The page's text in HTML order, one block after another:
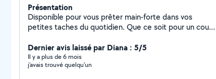
Présentation
Disponible pour vous prêter main-forte dans vos
petites taches du quotidien. Que ce soit pour un coup
aider. N'hésitez pas à me solliciter !
Dernier avis laissé par Diana : 5/5
Il y a plus de 6 mois
j’avais trouvé quelqu'un